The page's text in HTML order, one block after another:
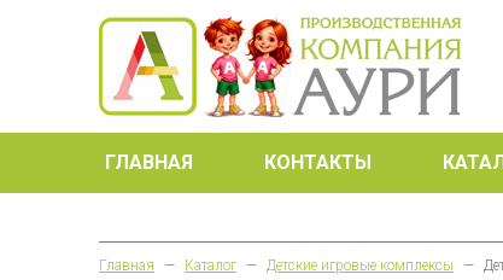
ГЛАВНАЯ КОНТАКТЫ
Главная — Каталог — Детские игровые комплексы —